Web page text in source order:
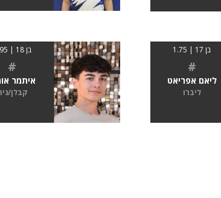
בן 17 | 1.75
#
ליאם אפריאט
ליברו
בן 18 | 1.95
#
איתמר
קבלן/